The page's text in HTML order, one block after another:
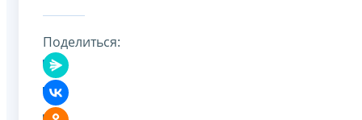
Поделиться: